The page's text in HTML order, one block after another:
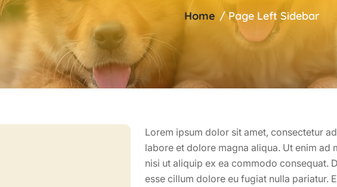
Home / Page Left Sidebar
Lorem ipsum dolor sit amet, consectetur
labore et dolore magna aliqua. Ut enim
nisi ut aliquip ex ea commodo consequat.
esse cillum dolore eu fugiat nulla pariatur.